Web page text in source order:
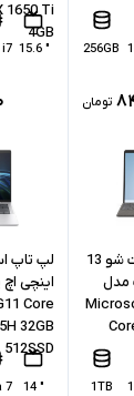
256GB
تومان
1650 Ti
4GB
" 15.6
i7
لپ تاپ استوک تبلت شو 13
مدل
1TB
Core
32GB
512SSD
" 14
7